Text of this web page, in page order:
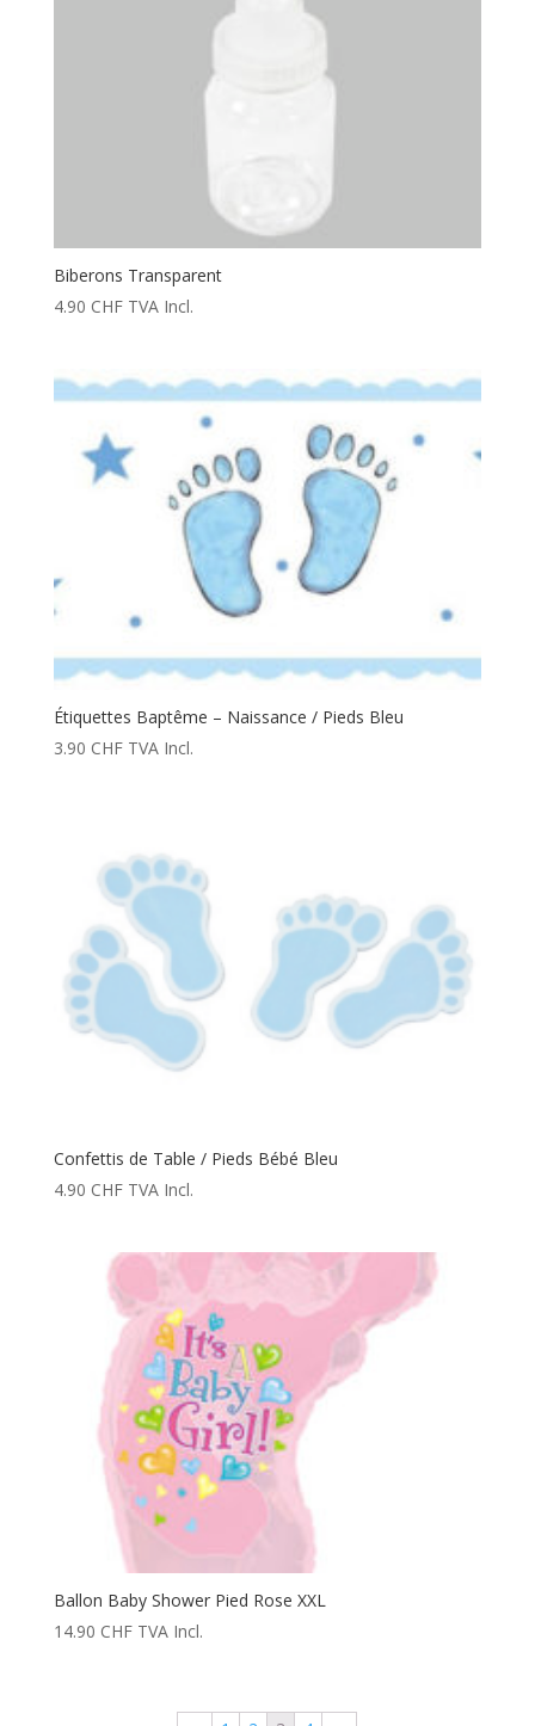
Biberons Transparent
4.90 CHF TVA Incl.
Étiquettes Baptême – Naissance / Pieds Bleu
3.90 CHF TVA Incl.
Confettis de Table / Pieds Bébé Bleu
4.90 CHF TVA Incl.
Ballon Baby Shower Pied Rose XXL
14.90 CHF TVA Incl.